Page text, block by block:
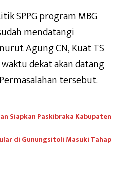
SPPG program MBG
mendatangi
Agung CN, Kuat TS
dekat akan datang
tersebut.
Siapkan Paskibraka Kabupaten
di Gunungsitoli Masuki Tahap